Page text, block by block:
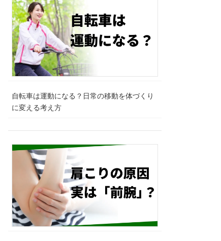
自転車は運動になる？日常の移動を体づくり
に変える考え方